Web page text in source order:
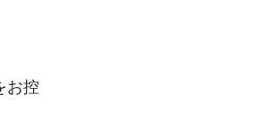
お控